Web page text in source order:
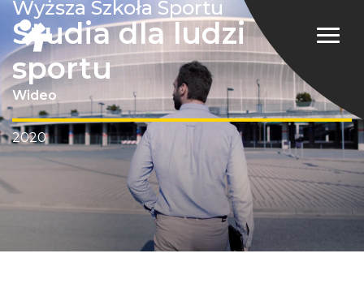
Wyższa Szkoła Sportu
Studia dla ludzi
sportu
Wideo
2020